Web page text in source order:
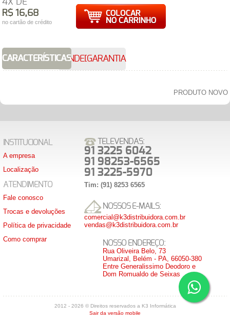
4X DE
R$ 16,68
no cartão de crédito
CARACTERÍSTICASVENDEDORGARANTIA
PRODUTO NOVO
INSTITUCIONAL
A empresa
Localização
ATENDIMENTO
Fale conosco
Trocas e devoluções
Política de privacidade
Como comprar
TELEVENDAS:
91 3225 6042
91 98253-6565
91 3225-5970
Tim: (91) 8253 6565
NOSSOS E-MAILS:
comercial@k3distribuidora.com.br
vendas@k3distribuidora.com.br
NOSSO ENDEREÇO:
Rua Oliveira Belo, 73
Umarizal, Belém - PA, 66050-380
Entre Generalissimo Deodoro e
Dom Romualdo de Seixas
2012 - 2026 © Direitos reservados a K3 Informática
Sair da versão mobile